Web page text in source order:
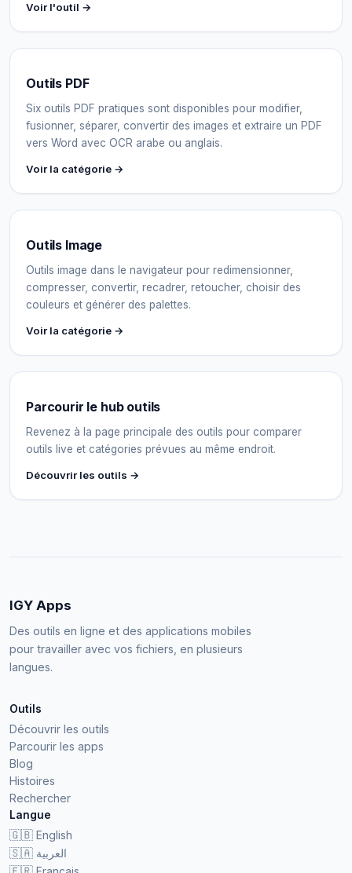
Voir l'outil →
Outils PDF
Six outils PDF pratiques sont disponibles pour modifier,
fusionner, séparer, convertir des images et extraire un PDF
vers Word avec OCR arabe ou anglais.
Voir la catégorie →
Outils Image
Outils image dans le navigateur pour redimensionner,
compresser, convertir, recadrer, retoucher, choisir des
couleurs et générer des palettes.
Voir la catégorie →
Parcourir le hub outils
Revenez à la page principale des outils pour comparer
outils live et catégories prévues au même endroit.
Découvrir les outils →
IGY Apps
Des outils en ligne et des applications mobiles
pour travailler avec vos fichiers, en plusieurs
langues.
Outils
Découvrir les outils
Parcourir les apps
Blog
Histoires
Rechercher
Langue
🇬🇧 English
🇸🇦 العربية